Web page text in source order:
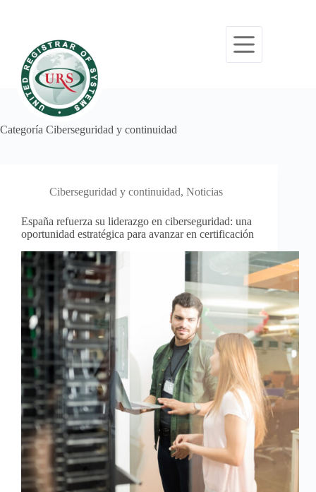
Categoría Ciberseguridad y continuidad
Ciberseguridad y continuidad, Noticias
España refuerza su liderazgo en ciberseguridad: una
oportunidad estratégica para avanzar en certificación